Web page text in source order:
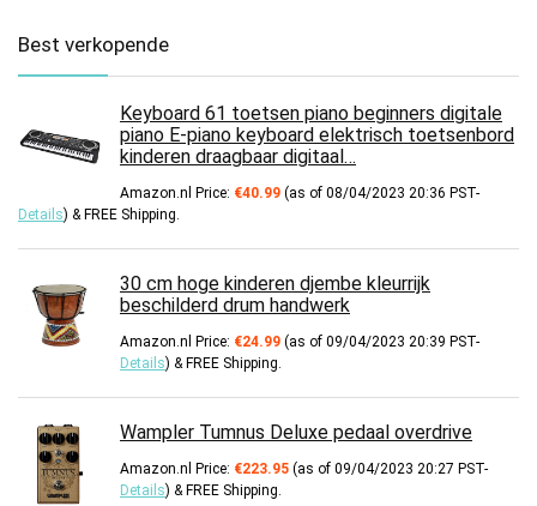
Best verkopende
Keyboard 61 toetsen piano beginners digitale
piano E-piano keyboard elektrisch toetsenbord
kinderen draagbaar digitaal…
Amazon.nl Price: €40.99 (as of 08/04/2023 20:36 PST-
Details) & FREE Shipping
30 cm hoge kinderen djembe kleurrijk
beschilderd drum handwerk
Amazon.nl Price: €24.99 (as of 09/04/2023 20:39 PST-
Details) & FREE Shipping
Wampler Tumnus Deluxe pedaal overdrive
Amazon.nl Price: €223.95 (as of 09/04/2023 20:27 PST-
Details) & FREE Shipping